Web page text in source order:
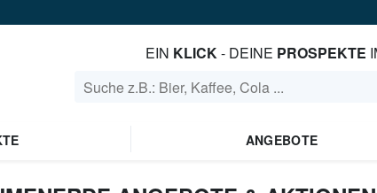
EIN KLICK- DEINE PROSPEKTE
ANGEBOTE